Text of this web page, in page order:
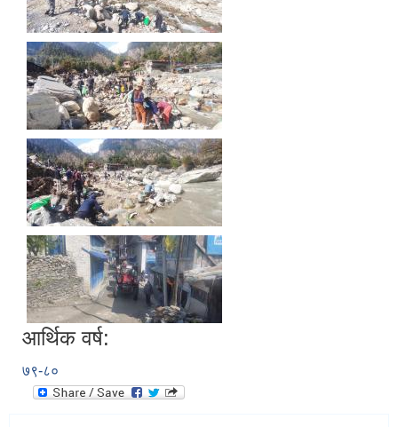
आर्थिक वर्ष:
७९-८०